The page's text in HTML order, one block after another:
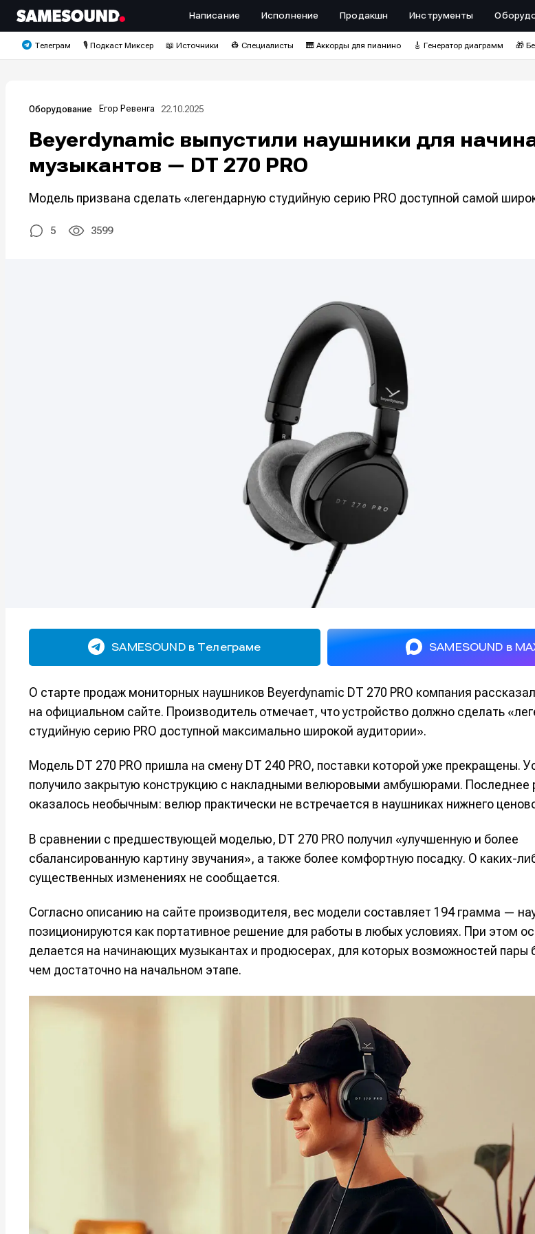
Написание
Продакшн
Инструменты
Написание
Продакшн
Инструменты
Написание Исполнение Продакшн Инструменты
Телеграм 🎙️ Подкаст Миксер 📖 Источники 👷 Специалисты 🎹 Аккорды для пианино 🎸 Генератор диаграмм 🎁
Оборудование Егор Ревенга 22.10.2025
Beyerdynamic выпустили наушники для
музыкантов — DT 270 PRO
Модель призвана сделать «легендарную студийную серию PRO доступной самой
5 3599
SAMESOUND в Телеграме SAMESOUND в
О старте продаж мониторных наушников Beyerdynamic DT 270 PRO компания
на официальном сайте. Производитель отмечает, что устройство должно сделать
студийную серию PRO доступной максимально широкой аудитории».
Модель DT 270 PRO пришла на смену DT 240 PRO, поставки которой уже прекращены.
получило закрытую конструкцию с накладными велюровыми амбушюрами. Последнее
оказалось необычным: велюр практически не встречается в наушниках нижнего
В сравнении с предшествующей моделью, DT 270 PRO получил «улучшенную и более
сбалансированную картину звучания», а также более комфортную посадку. О каких-
существенных изменениях не сообщается.
Согласно описанию на сайте производителя, вес модели составляет 194 грамма —
позиционируются как портативное решение для работы в любых условиях. При этом
делается на начинающих музыкантах и продюсерах, для которых возможностей пары
чем достаточно на начальном этапе.